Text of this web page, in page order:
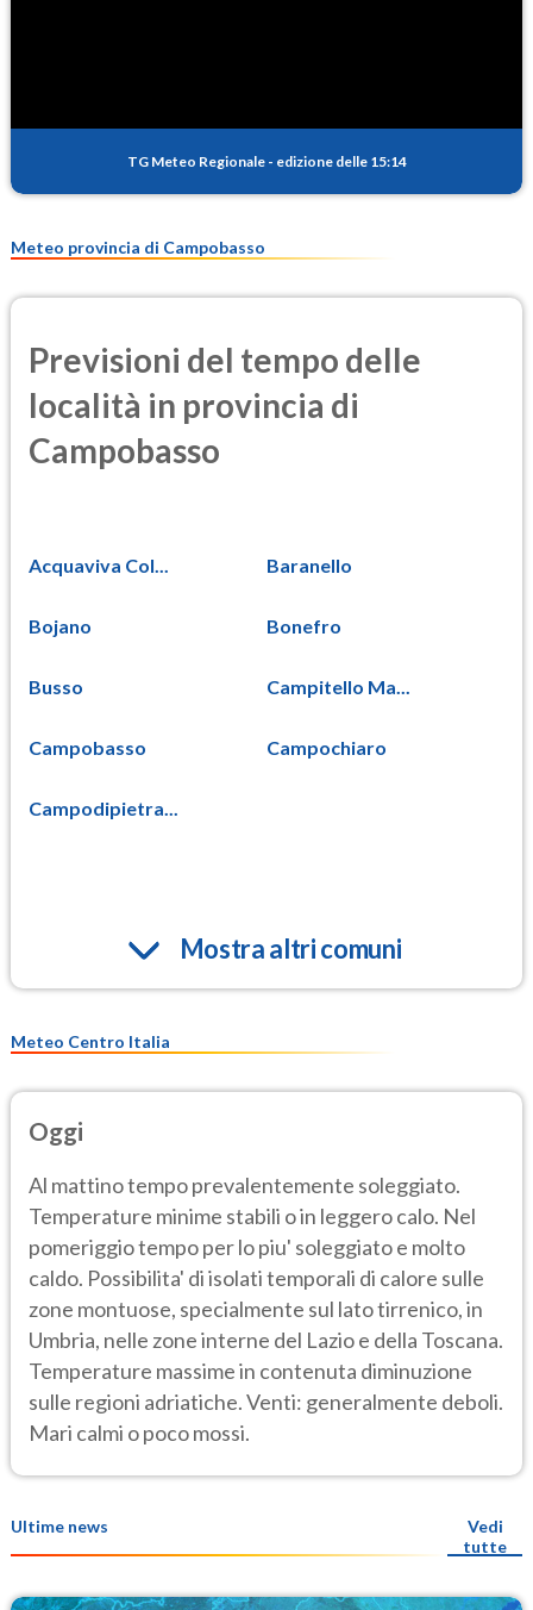
TG Meteo Regionale - edizione delle 15:14
Meteo provincia di Campobasso
Previsioni del tempo delle
località in provincia di
Campobasso
Acquaviva Col... Baranello
Bojano Bonefro
Busso Campitello Ma...
Campobasso Campochiaro
Campodipietra...
Mostra altri comuni
Meteo Centro Italia
Oggi
Al mattino tempo prevalentemente soleggiato.
Temperature minime stabili o in leggero calo. Nel
pomeriggio tempo per lo piu' soleggiato e molto
caldo. Possibilita' di isolati temporali di calore sulle
zone montuose, specialmente sul lato tirrenico, in
Umbria, nelle zone interne del Lazio e della Toscana.
Temperature massime in contenuta diminuzione
sulle regioni adriatiche. Venti: generalmente deboli.
Mari calmi o poco mossi.
Ultime news
Vedi
tutte